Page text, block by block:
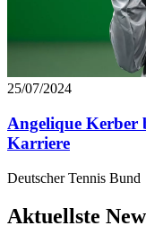
25/07/2024
Angelique Kerber
Karriere
Deutscher Tennis Bund
Aktuellste